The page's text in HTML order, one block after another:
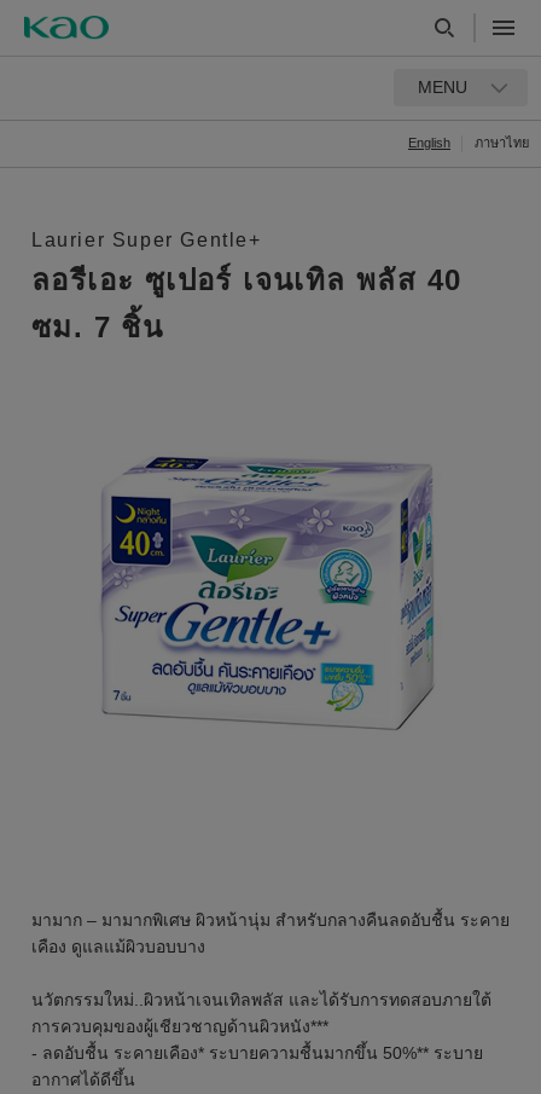
MENU
English ภาษาไทย
Laurier Super Gentle+
ลอรีเอะ ซูเปอร์ เจนเทิล พลัส 40
ซม. 7 ชิ้น
มามาก – มามากพิเศษ ผิวหน้านุ่ม สำหรับกลางคืนลดอับชื้น ระคาย
เคือง ดูแลแม้ผิวบอบบาง
นวัตกรรมใหม่..ผิวหน้าเจนเทิลพลัส และได้รับการทดสอบภายใต้
การควบคุมของผู้เชียวชาญด้านผิวหนัง***
- ลดอับชื้น ระคายเคือง* ระบายความชื้นมากขึ้น 50%** ระบาย
อากาศได้ดีขึ้น